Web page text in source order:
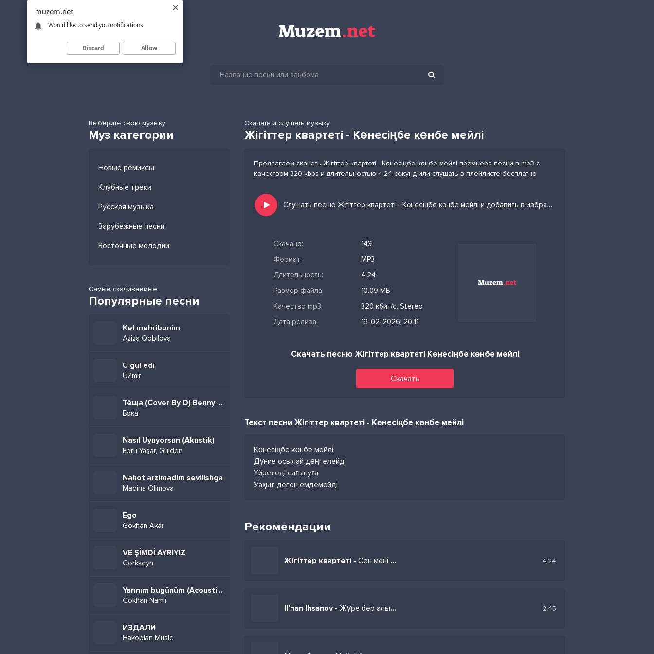
Выберите свою музыку
Муз категории
Новые ремиксы
Клубные треки
Русская музыка
Зарубежные песни
Восточные мелодии
Самые скачиваемые
Популярные песни
Kel mehribonim
Aziza Qobilova
U gul edi
UZmir
Тёща (Cover By Dj Benny Music)
Бока
Nasıl Uyuyorsun (Akustik)
Ebru Yaşar, Gülden
Nahot arzimadim sevilishga
Madina Olimova
Ego
Gökhan Akar
VE ŞİMDİ AYRIYIZ
Gorkkeyn
Yarınım bugünüm (Acoustic Live Sessions)
Gökhan Namlı
ИЗДАЛИ
Hakobian Music
Скачать и слушать музыку
Жігіттер квартеті - Көнесіңбе көнбе мейлі
Предлагаем скачать Жігіттер квартеті - Көнесіңбе көнбе мейлі премьера песни в mp3 с
качеством 320 kbps и длительностью 4:24 секунд или слушать в плейлисте бесплатно
Слушать песню Жігіттер квартеті - Көнесіңбе көнбе мейлі и добавить в избранных
Скачано:
143
Формат:
MP3
Длительность:
4:24
Размер файла:
10.09 МБ
Качество mp3:
320 кбит/с, Stereo
Дата релиза:
19-02-2026, 20:11
Скачать песню Жігіттер квартеті Көнесіңбе көнбе мейлі
Скачать
Текст песни Жігіттер квартеті - Көнесіңбе көнбе мейлі
Көнесіңбе көнбе мейлі
Дүние осылай дөңгелейді
Үйретеді сағынуға
Уақыт деген емдемейді
Рекомендации
Жігіттер квартеті - Сен мені кінәләма 4:24
Il’han Ihsanov - Жүре бер алыста мейлі бол марста 2:45
muzem.net
Would like to send you notifications
Discard Allow